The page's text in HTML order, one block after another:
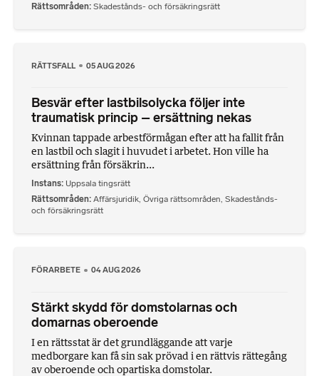
Rättsområden Skadestånds- och försäkringsrätt
RÄTTSFALL 05 AUG 2026
Besvär efter lastbilsolycka följer inte
traumatisk princip – ersättning nekas
Kvinnan tappade arbestförmågan efter att ha fallit från
en lastbil och slagit i huvudet i arbetet. Hon ville ha
ersättning från försäkrin...
Instans Uppsala tingsrätt
Rättsområden Affärsjuridik, Övriga rättsområden, Skadestånds-
och försäkringsrätt
FÖRARBETE 04 AUG 2026
Stärkt skydd för domstolarnas och
domarnas oberoende
I en rättsstat är det grundläggande att varje
medborgare kan få sin sak prövad i en rättvis rättegång
av oberoende och opartiska domstolar.